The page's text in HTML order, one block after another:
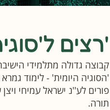
רצים ל'סוגיה היומית'
קבוצה גדולה מתלמידי
'הסוגיה היומית' - לימוד
פורים לע''נ ישראל עמיחי
תורה.